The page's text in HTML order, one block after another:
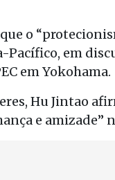
o
Pacífico, em
em Yokohama.
Hu Jintao
e amizade”